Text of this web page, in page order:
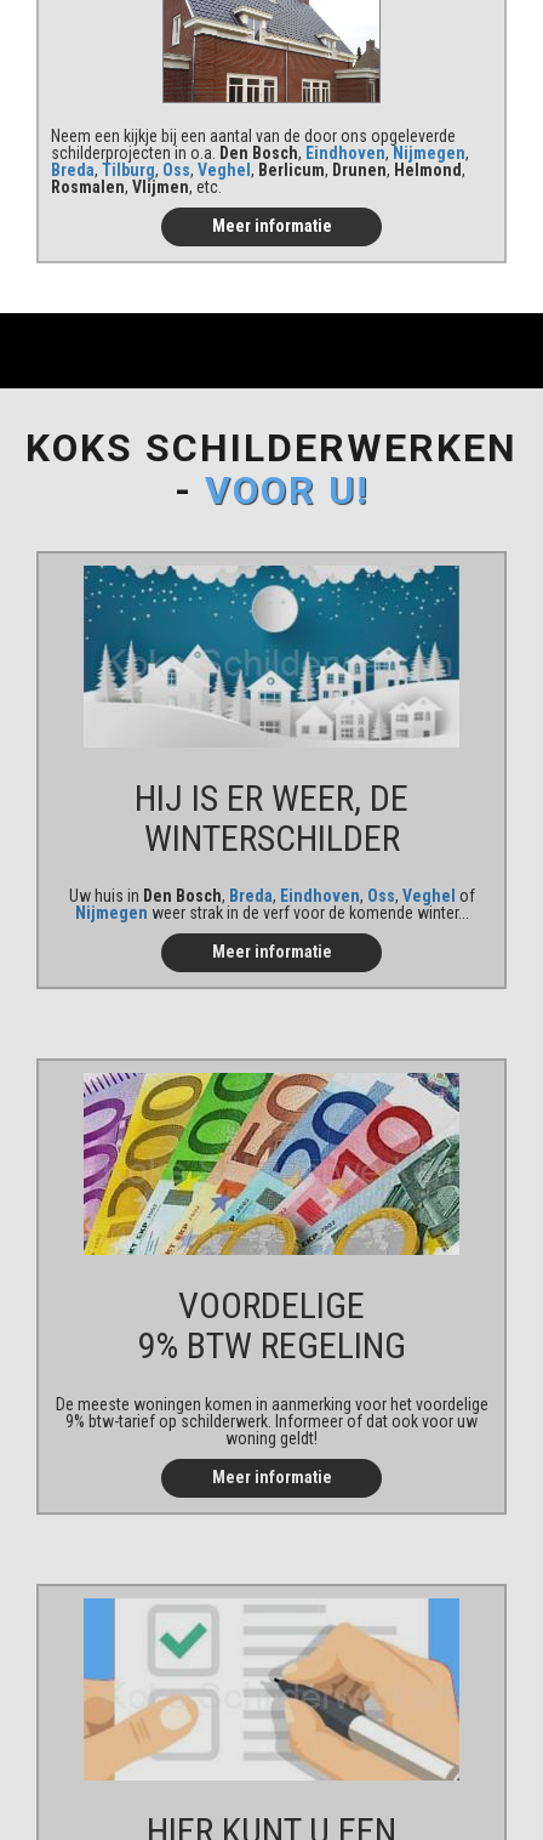
Neem een kijkje bij een aantal van de door ons opgeleverde
schilderprojecten in o.a.
Den Bosch, Eindhoven, Nijmegen,
Breda, Tilburg, Oss, Veghel , Berlicum, Drunen, Helmond,
Rosmalen, Vlijmen, etc.
Meer informatie
KOKS SCHILDERWERKEN
- VOOR U!
HIJ IS ER WEER, DE
WINTERSCHILDER
Uw huis in Den Bosch, Breda, Eindhoven, Oss, Veghel of
Nijmegen weer strak in de verf voor de komende winter...
Meer informatie
VOORDELIGE
9% BTW REGELING
De meeste woningen komen in aanmerking voor het voordelige
9% btw-tarief op schilderwerk. Informeer of dat ook voor uw
woning geldt!
Meer informatie
HIER KUNT U EEN